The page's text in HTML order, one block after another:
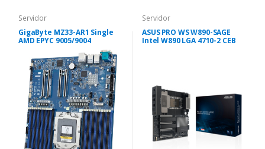
Servidor
GigaByte MZ33-AR1 Single
AMD EPYC 9005/9004
Servidor
ASUS PRO WS W890-SAGE
Intel W890 LGA 4710-2 CEB